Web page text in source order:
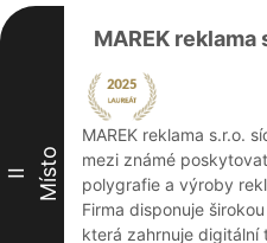
II Místo
MAREK reklama
MAREK reklama s.r.o.
mezi známé
polygrafie a výroby
Firma disponuje
která zahrnuje digitální